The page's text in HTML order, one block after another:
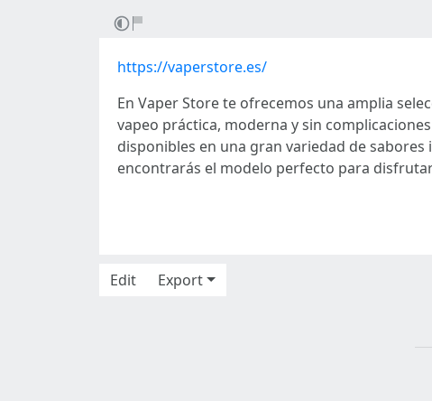
https://vaperstore.es/
En Vaper Store te ofrecemos una amplia
vapeo práctica, moderna y sin
disponibles en una gran variedad de
encontrarás el modelo perfecto para
Edit
Export